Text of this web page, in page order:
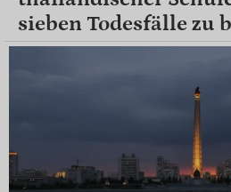
sieben Todesfälle zu